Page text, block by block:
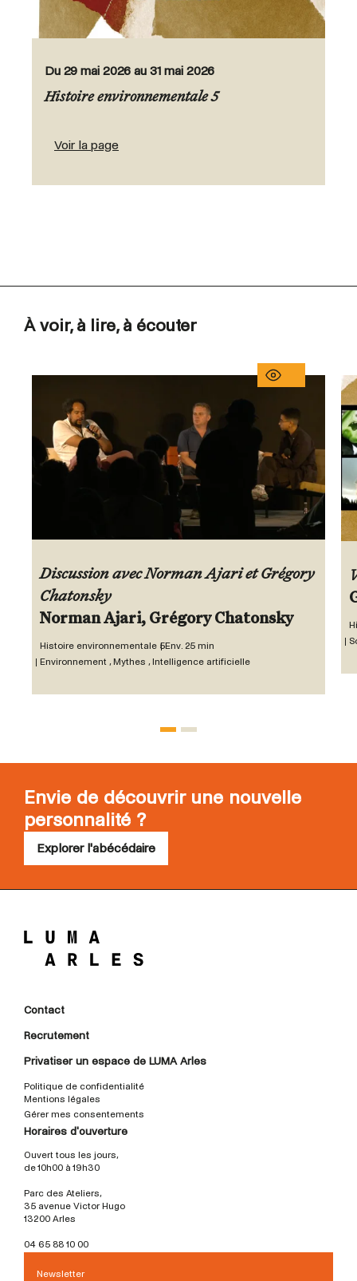
Histoire environnementale 5
Du 29 mai 2026 au 31 mai 2026
Voir la page
À voir, à lire, à écouter
Discussion avec Norman Ajari et Grégory
Chatonsky
Norman Ajari, Grégory Chatonsky
Histoire environnementale 5Env. 25 min
Environnement , Mythes , Intelligence artificielle
Envie de découvrir une nouvelle
personnalité ?
Explorer l'abécédaire
Contact
Recrutement
Privatiser un espace de LUMA Arles
Politique de confidentialité
Mentions légales
Gérer mes consentements
Horaires d'ouverture
Ouvert tous les jours,
de 10h00 à 19h30
Parc des Ateliers,
35 avenue Victor Hugo
13200 Arles
04 65 88 10 00
Newsletter